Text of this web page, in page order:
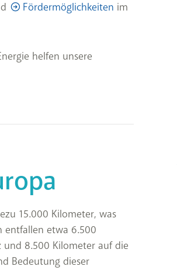
Fördermöglichkeiten im
helfen unsere
15.000 Kilometer, was
entfallen etwa 6.500
und 8.500 Kilometer auf die
Bedeutung dieser